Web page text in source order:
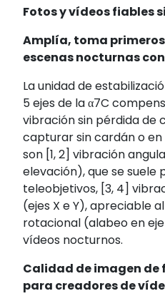
Fotos y vídeos fiables
Amplía, toma
escenas nocturnas
La unidad de
5 ejes de la α7C
vibración sin pérdida de
capturar sin cardán o en
son [1, 2] vibración
elevación), que se suele
teleobjetivos, [3, 4]
(ejes X e Y), apreciable
rotacional (alabeo en
vídeos nocturnos.
Calidad de imagen
para creadores de